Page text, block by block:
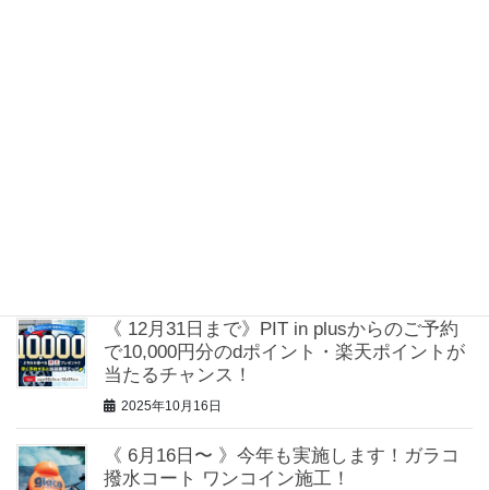
《 12月31日まで》PIT in plusからのご予約
で10,000円分のdポイント・楽天ポイントが
当たるチャンス！
2025年10月16日
《 6月16日〜 》今年も実施します！ガラコ
撥水コート ワンコイン施工！